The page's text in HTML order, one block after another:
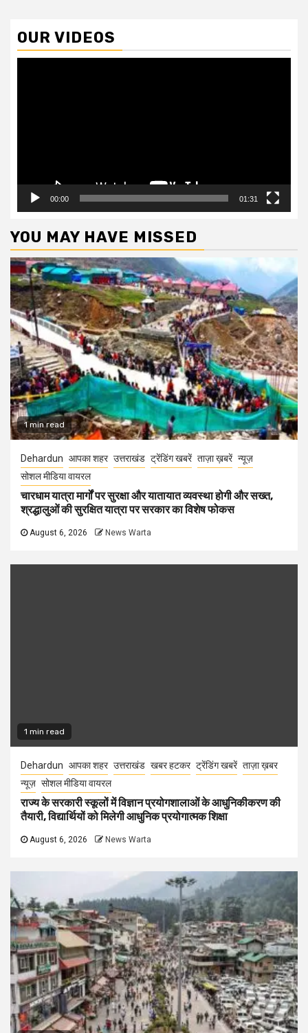
OUR VIDEOS
00:00 01:31
YOU MAY HAVE MISSED
1 min read
Dehardun आपका शहर उत्तराखंड ट्रेंडिंग खबरें ताज़ा ख़बरें न्यूज़
सोशल मीडिया वायरल
चारधाम यात्रा मार्गों पर सुरक्षा और यातायात व्यवस्था होगी और सख्त,
श्रद्धालुओं की सुरक्षित यात्रा पर सरकार का विशेष फोकस
August 6, 2026 News Warta
1 min read
Dehardun आपका शहर उत्तराखंड खबर हटकर ट्रेंडिंग खबरें ताज़ा ख़बर
न्यूज़ सोशल मीडिया वायरल
राज्य के सरकारी स्कूलों में विज्ञान प्रयोगशालाओं के आधुनिकीकरण की
तैयारी, विद्यार्थियों को मिलेगी आधुनिक प्रयोगात्मक शिक्षा
August 6, 2026 News Warta